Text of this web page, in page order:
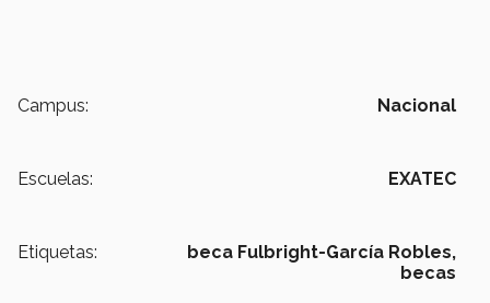
Campus: Nacional
Escuelas: EXATEC
Etiquetas:
beca Fulbright-García Robles,
becas